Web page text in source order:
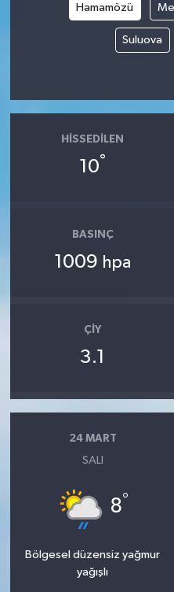
Hamamözü
Suluova
HISSEDILEN
10°
BASINÇ
1009 hpa
ÇIY
3.1
24 MART
SALI
8°
Bölgesel düzensiz yağmur
yağışlı
Tüm Makaleler
Videolu Haberler
Son Dakika